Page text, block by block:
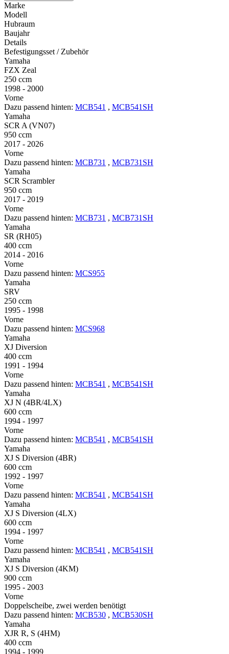
Marke
Modell
Hubraum
Baujahr
Details
Befestigungsset / Zubehör
Yamaha
FZX Zeal
250 ccm
1998 - 2000
Vorne
Dazu passend hinten: MCB541 , MCB541SH
Yamaha
SCR A (VN07)
950 ccm
2017 - 2026
Vorne
Dazu passend hinten: MCB731 , MCB731SH
Yamaha
SCR Scrambler
950 ccm
2017 - 2019
Vorne
Dazu passend hinten: MCB731 , MCB731SH
Yamaha
SR (RH05)
400 ccm
2014 - 2016
Vorne
Dazu passend hinten: MCS955
Yamaha
SRV
250 ccm
1995 - 1998
Vorne
Dazu passend hinten: MCS968
Yamaha
XJ Diversion
400 ccm
1991 - 1994
Vorne
Dazu passend hinten: MCB541 , MCB541SH
Yamaha
XJ N (4BR/4LX)
600 ccm
1994 - 1997
Vorne
Dazu passend hinten: MCB541 , MCB541SH
Yamaha
XJ S Diversion (4BR)
600 ccm
1992 - 1997
Vorne
Dazu passend hinten: MCB541 , MCB541SH
Yamaha
XJ S Diversion (4LX)
600 ccm
1994 - 1997
Vorne
Dazu passend hinten: MCB541 , MCB541SH
Yamaha
XJ S Diversion (4KM)
900 ccm
1995 - 2003
Vorne
Doppelscheibe, zwei werden benötigt
Dazu passend hinten: MCB530 , MCB530SH
Yamaha
XJR R, S (4HM)
400 ccm
1994 - 1999